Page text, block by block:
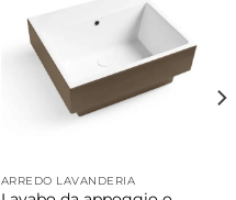
ARREDO LAVANDERIA